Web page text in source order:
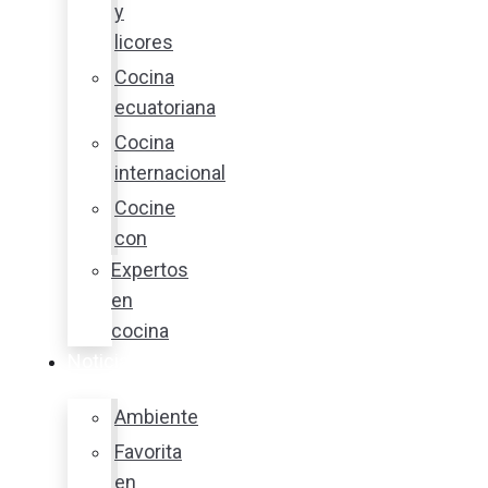
y
licores
Cocina
ecuatoriana
Cocina
internacional
Cocine
con
Expertos
en
cocina
Ambiente
Favorita
en